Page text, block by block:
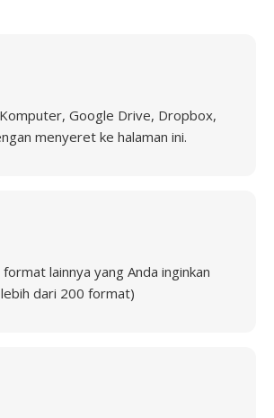
Google Drive, Dropbox,
menyeret ke halaman ini.
lainnya yang Anda inginkan
dari 200 format)